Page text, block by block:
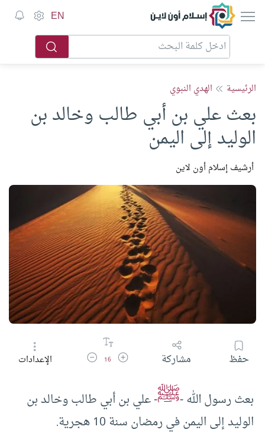
إسلام أون لاين EN
الرئيسية الهدي النبوي
بعث علي بن أبي طالب وخالد بن
الوليد إلى اليمن
أرشيف إسلام أون لاين
حفظ مشاركة زيادة حجم الخط
16 تقليل حجم الخطالإعدادات
بعث رسول الله -ﷺ- علي بن أبي طالب وخالد بن
الوليد إلى اليمن في رمضان سنة 10 هجرية.